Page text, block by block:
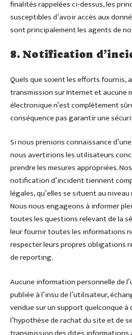
finalités rappelées ci-dessus, les
susceptibles d’avoir accès aux
sont principalement les agents de
8. Notification
Quels que soient les efforts fournis,
transmission sur Internet et aucune
électronique n’est complètement
conséquence pas garantir une
Si nous prenions connaissance
nous avertirions les utilisateurs
prendre les mesures appropriées.
notification d’incident tiennent
légales, qu’elles se situent au
Nous nous engageons à informer
toutes les questions relevant de la
leur fournir toutes les informations
respecter leurs propres obligations
de reporting.
Aucune information personnelle de
publiée à l’insu de l’utilisateur,
vendue sur un support quelconque à
l’hypothèse de rachat du site et de